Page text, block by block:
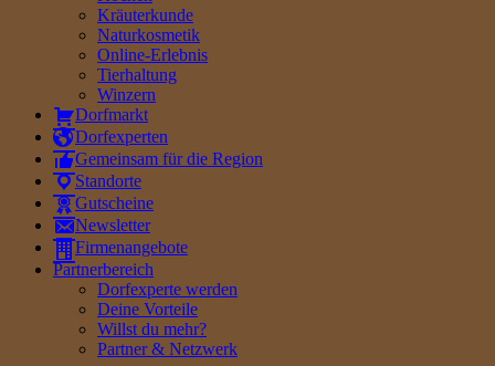
Kräuterkunde
Naturkosmetik
Online-Erlebnis
Tierhaltung
Winzern
Dorfmarkt
Dorfexperten
Gemeinsam für die Region
Standorte
Gutscheine
Newsletter
Firmenangebote
Partnerbereich
Dorfexperte werden
Deine Vorteile
Willst du mehr?
Partner & Netzwerk